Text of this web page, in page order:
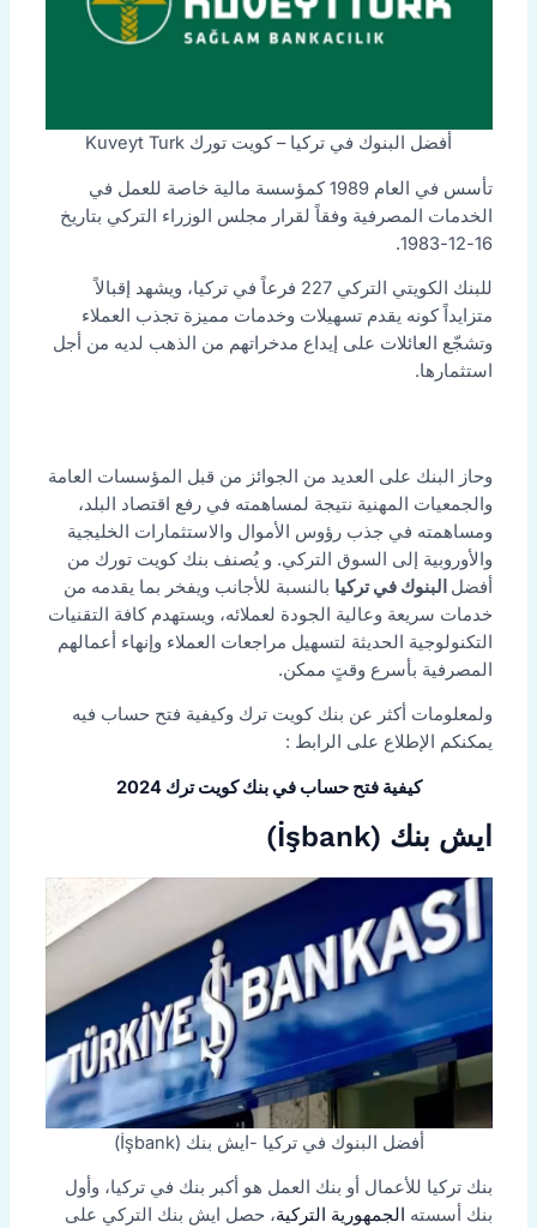
أفضل البنوك في تركيا – كويت تورك Kuveyt Turk
تأسس في العام 1989 كمؤسسة مالية خاصة للعمل في
الخدمات المصرفية وفقاً لقرار مجلس الوزراء التركي بتاريخ
16-12-1983.
للبنك الكويتي التركي 227 فرعاً في تركيا، ويشهد إقبالاً
متزايداً كونه يقدم تسهيلات وخدمات مميزة تجذب العملاء
وتشجّع العائلات على إيداع مدخراتهم من الذهب لديه من أجل
استثمارها.
وحاز البنك على العديد من الجوائز من قبل المؤسسات العامة
والجمعيات المهنية نتيجة لمساهمته في رفع اقتصاد البلد،
ومساهمته في جذب رؤوس الأموال والاستثمارات الخليجية
والأوروبية إلى السوق التركي. و يُصنف بنك كويت تورك من
أفضل البنوك في تركيا بالنسبة للأجانب ويفخر بما يقدمه من
خدمات سريعة وعالية الجودة لعملائه، ويستهدم كافة التقنيات
التكنولوجية الحديثة لتسهيل مراجعات العملاء وإنهاء أعمالهم
المصرفية بأسرع وقتٍ ممكن.
ولمعلومات أكثر عن بنك كويت ترك وكيفية فتح حساب فيه
يمكنكم الإطلاع على الرابط :
كيفية فتح حساب في بنك كويت ترك 2024
ايش بنك (İşbank)
أفضل البنوك في تركيا -ايش بنك (İşbank)
بنك تركيا للأعمال أو بنك العمل هو أكبر بنك في تركيا، وأول
بنك أسسته الجمهورية التركية، حصل ايش بنك التركي على